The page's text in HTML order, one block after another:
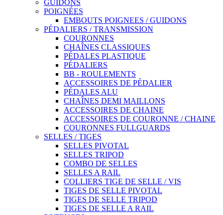
GUIDONS
POIGNÉES
EMBOUTS POIGNEES / GUIDONS
PÉDALIERS / TRANSMISSION
COURONNES
CHAÎNES CLASSIQUES
PÉDALES PLASTIQUE
PÉDALIERS
BB - ROULEMENTS
ACCESSOIRES DE PÉDALIER
PÉDALES ALU
CHAÎNES DEMI MAILLONS
ACCESSOIRES DE CHAINE
ACCESSOIRES DE COURONNE / CHAINE
COURONNES FULLGUARDS
SELLES / TIGES
SELLES PIVOTAL
SELLES TRIPOD
COMBO DE SELLES
SELLES A RAIL
COLLIERS TIGE DE SELLE / VIS
TIGES DE SELLE PIVOTAL
TIGES DE SELLE TRIPOD
TIGES DE SELLE A RAIL